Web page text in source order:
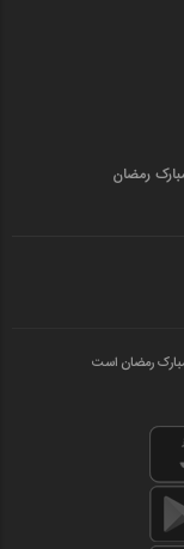
رمضان
رمضان است